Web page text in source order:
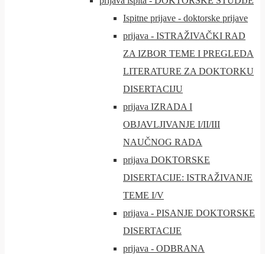
Ispitne prijave - doktorske prijave
prijava - ISTRAŽIVAČKI RAD
ZA IZBOR TEME I PREGLEDA
LITERATURE ZA DOKTORKU
DISERTACIJU
prijava IZRADA I
OBJAVLJIVANJE I/II/III
NAUČNOG RADA
prijava DOKTORSKE
DISERTACIJE: ISTRAŽIVANJE
TEME I/V
prijava - PISANJE DOKTORSKE
DISERTACIJE
prijava - ODBRANA